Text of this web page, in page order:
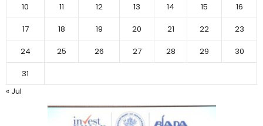
10
11 12 13 14 15
16
17
18 19 20 21 22
23
24
25 26 27 28 29
30
31
« Jul